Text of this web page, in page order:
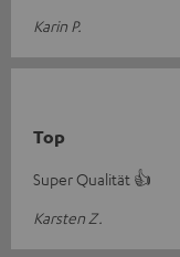
Karin P.
Top
Super Qualität 👍
Karsten Z.